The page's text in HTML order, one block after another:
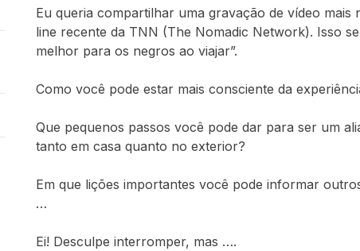
Eu queria compartilhar uma gravação de vídeo
line recente da TNN (The Nomadic Network). Isso
melhor para os negros ao viajar”.
Como você pode estar mais consciente da
Que pequenos passos você pode dar para ser um
tanto em casa quanto no exterior?
Em que lições importantes você pode informar
…
Ei! Desculpe interromper, mas ….